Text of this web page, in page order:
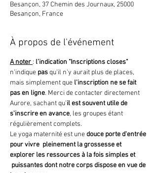
Besançon, 37 Chemin des Journaux, 25000
Besançon, France
À propos de l'événement
A noter : l'indication "Inscriptions closes"
n'indique pas qu'il n'y aurait plus de places,
mais simplement que l'inscription ne se fait
pas en ligne. Merci de contacter directement
Aurore, sachant qu'il est souvent utile de
s'inscrire en avance, les groupes étant
régulièrement complets.
Le yoga maternité est une douce porte d'entrée
pour vivre  pleinement la grossesse et
explorer les ressources à la fois simples et
puissantes dont notre corps dispose en vue de